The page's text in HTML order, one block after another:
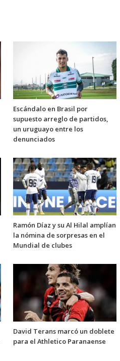
Escándalo en Brasil por
supuesto arreglo de partidos,
un uruguayo entre los
denunciados
Ramón Díaz y su Al Hilal amplían
la nómina de sorpresas en el
Mundial de clubes
David Terans marcó un doblete
para el Athletico Paranaense